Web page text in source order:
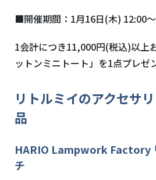
■開催期間：1月16日(木) 12:00～
1会計につき11,000円(税込)以上
ットンミニトート」を1点プレゼ
リトルミイのアクセサ
品
HARIO Lampwork Factory
チ